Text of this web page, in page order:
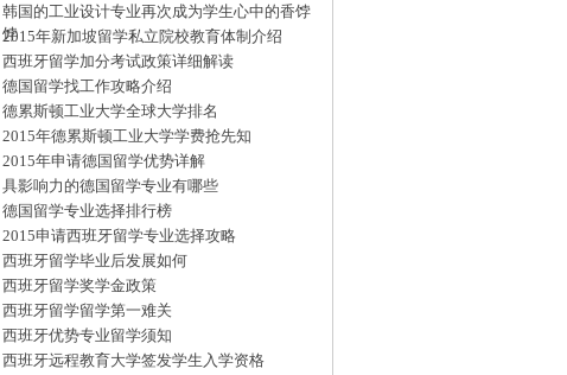
韩国的工业设计专业再次成为学生心中的香饽
饽
2015年新加坡留学私立院校教育体制介绍
西班牙留学加分考试政策详细解读
德国留学找工作攻略介绍
德累斯顿工业大学全球大学排名
2015年德累斯顿工业大学学费抢先知
2015年申请德国留学优势详解
具影响力的德国留学专业有哪些
德国留学专业选择排行榜
2015申请西班牙留学专业选择攻略
西班牙留学毕业后发展如何
西班牙留学奖学金政策
西班牙留学留学第一难关
西班牙优势专业留学须知
西班牙远程教育大学签发学生入学资格